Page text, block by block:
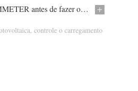
Use o simulador gratuito para testar o IAMMETER antes de fazer o pedido
controle o carregamento